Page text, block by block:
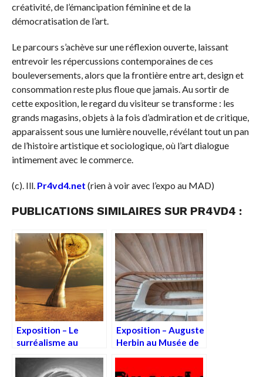
créativité, de l’émancipation féminine et de la
démocratisation de l’art.
Le parcours s’achève sur une réflexion ouverte, laissant
entrevoir les répercussions contemporaines de ces
bouleversements, alors que la frontière entre art, design et
consommation reste plus floue que jamais. Au sortir de
cette exposition, le regard du visiteur se transforme : les
grands magasins, objets à la fois d’admiration et de critique,
apparaissent sous une lumière nouvelle, révélant tout un pan
de l’histoire artistique et sociologique, où l’art dialogue
intimement avec le commerce.
(c). Ill. Pr4vd4.net (rien à voir avec l’expo au MAD)
PUBLICATIONS SIMILAIRES SUR PR4VD4 :
Exposition – Le
surréalisme au
Exposition – Auguste
Herbin au Musée de